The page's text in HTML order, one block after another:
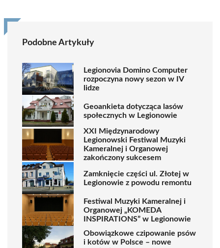
Podobne Artykuły
Legionovia Domino Computer
rozpoczyna nowy sezon w IV
lidze
Geoankieta dotycząca lasów
społecznych w Legionowie
XXI Międzynarodowy
Legionowski Festiwal Muzyki
Kameralnej i Organowej
zakończony sukcesem
Zamknięcie części ul. Złotej w
Legionowie z powodu remontu
Festiwal Muzyki Kameralnej i
Organowej „KOMEDA
INSPIRATIONS” w Legionowie
Obowiązkowe czipowanie psów
i kotów w Polsce – nowe